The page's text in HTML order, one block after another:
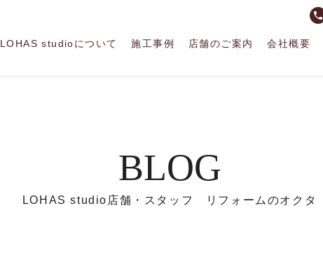
phone
LOHAS studioについて 施工事例 店舗のご案内 会社概要
BLOG
LOHAS studio店舗・スタッフ リフォームのオクタ